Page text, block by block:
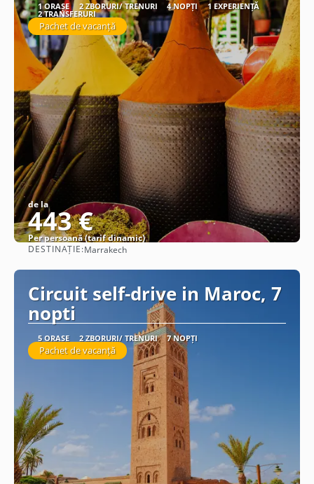
1 ORAȘE 2 ZBORURI/ TRENURI 4 NOPȚI 1 EXPERIENȚĂ
2 TRANSFERURI
Pachet de vacanță
de la
443 €
Per persoană (tarif dinamic)
DESTINAȚIE:Marrakech
Circuit self-drive in Maroc, 7
nopti
5 ORAȘE 2 ZBORURI/ TRENURI 7 NOPȚI
Pachet de vacanță